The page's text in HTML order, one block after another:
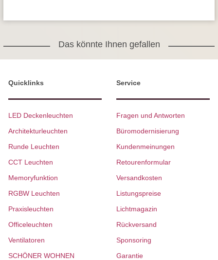
Das könnte Ihnen gefallen
Quicklinks
LED Deckenleuchten
Architekturleuchten
Runde Leuchten
CCT Leuchten
Memoryfunktion
RGBW Leuchten
Praxisleuchten
Officeleuchten
Ventilatoren
SCHÖNER WOHNEN
Service
Fragen und Antworten
Büromodernisierung
Kundenmeinungen
Retourenformular
Versandkosten
Listungspreise
Lichtmagazin
Rückversand
Sponsoring
Garantie